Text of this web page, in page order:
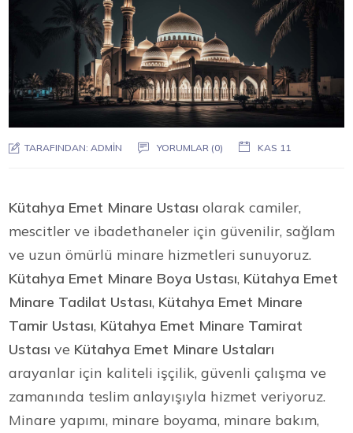
TARAFINDAN: ADMIN YORUMLAR (0) KAS 11
Kütahya Emet Minare Ustası olarak camiler,
mescitler ve ibadethaneler için güvenilir, sağlam
ve uzun ömürlü minare hizmetleri sunuyoruz.
Kütahya Emet Minare Boya Ustası, Kütahya Emet
Minare Tadilat Ustası, Kütahya Emet Minare
Tamir Ustası, Kütahya Emet Minare Tamirat
Ustası ve Kütahya Emet Minare Ustaları
arayanlar için kaliteli işçilik, güvenli çalışma ve
zamanında teslim anlayışıyla hizmet veriyoruz.
Minare yapımı, minare boyama, minare bakım,